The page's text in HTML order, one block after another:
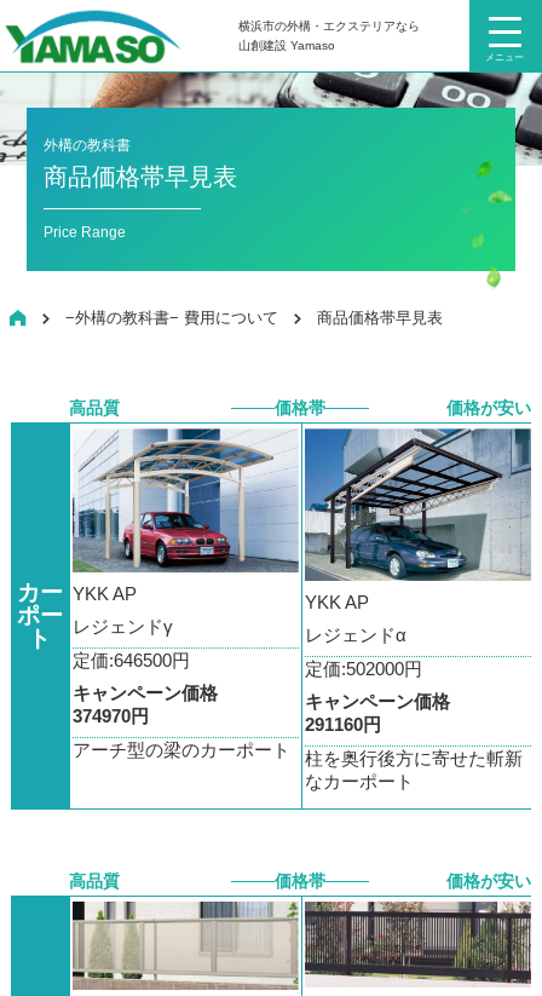
メニュー
横浜市の外構・エクステリアなら
山創建設 Yamaso
外構の教科書
商品価格帯早見表
Price Range
HOME−外構の教科書− 費用について 商品価格帯早見表
高品質 価格帯 価格が安い
カー
ポー
ト
YKK AP
レジェンドγ
定価:646500円
キャンペーン価格
374970円
アーチ型の梁のカーポート
YKK AP
レジェンドα
定価:502000円
キャンペーン価格
291160円
柱を奥行後方に寄せた斬新
なカーポート
高品質 価格帯 価格が安い